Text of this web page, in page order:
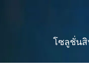
โซลูชั่น